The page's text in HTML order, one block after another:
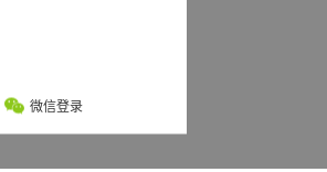
微信登录